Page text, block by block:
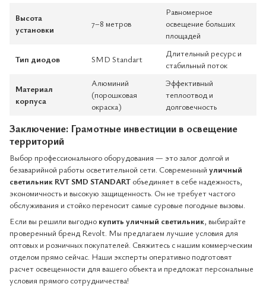
Высота
установки
7–8 метров
Равномерное
освещение больших
площадей
Тип диодов SMD Standart
Длительный ресурс и
стабильный поток
Материал
корпуса
Алюминий
(порошковая
окраска)
Эффективный
теплоотвод и
долговечность
Заключение: Грамотные инвестиции в освещение
территорий
Выбор профессионального оборудования — это залог долгой и
безаварийной работы осветительной сети. Современный уличный
светильник RVT SMD STANDART объединяет в себе надежность,
экономичность и высокую защищенность. Он не требует частого
обслуживания и стойко переносит самые суровые погодные вызовы.
Если вы решили выгодно купить уличный светильник, выбирайте
проверенный бренд Revolt. Мы предлагаем лучшие условия для
оптовых и розничных покупателей. Свяжитесь с нашим коммерческим
отделом прямо сейчас. Наши эксперты оперативно подготовят
расчет освещенности для вашего объекта и предложат персональные
условия прямого сотрудничества!